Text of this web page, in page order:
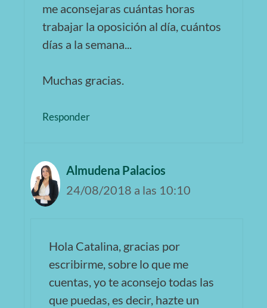
me aconsejaras cuántas horas
trabajar la oposición al día, cuántos
días a la semana...
Muchas gracias.
Responder
Almudena Palacios
24/08/2018 a las 10:10
Hola Catalina, gracias por
escribirme, sobre lo que me
cuentas, yo te aconsejo todas las
que puedas, es decir, hazte un